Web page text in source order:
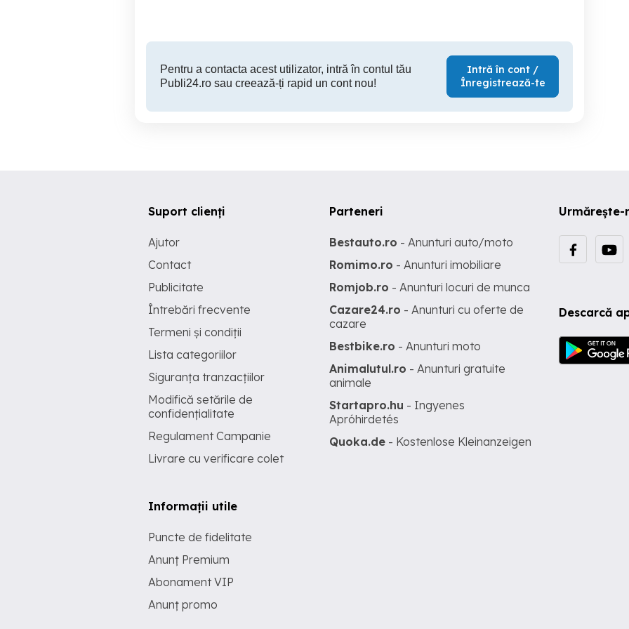
Pentru a contacta acest utilizator, intră în contul tău
Publi24.ro sau creează-ți rapid un cont nou!
Intră în cont /
Înregistrează-te
Urmărește-
Descarcă
Suport clienți
Ajutor
Contact
Publicitate
Întrebări frecvente
Termeni și condiții
Lista categoriilor
Siguranța tranzacțiilor
Modifică setările de
confidențialitate
Regulament Campanie
Livrare cu verificare colet
Informații utile
Puncte de fidelitate
Anunț Premium
Abonament VIP
Anunț promo
Parteneri
Bestauto.ro - Anunturi auto/moto
Romimo.ro - Anunturi imobiliare
Romjob.ro - Anunturi locuri de munca
Cazare24.ro - Anunturi cu oferte de
cazare
Bestbike.ro - Anunturi moto
Animalutul.ro - Anunturi gratuite
animale
Startapro.hu - Ingyenes
Apróhirdetés
Quoka.de - Kostenlose Kleinanzeigen